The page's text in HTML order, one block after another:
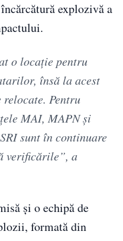
explozivă a
o locaţie pentru
însă la acest
relocate. Pentru
MAI, MAPN şi
sunt în continuare
verificările”, a
şi o echipă de
formată din